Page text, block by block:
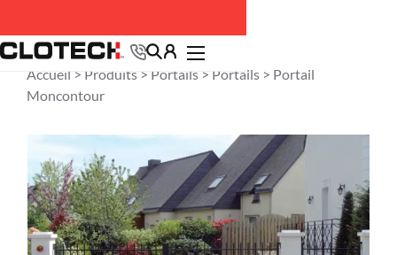
Accueil > Produits> Portails> Portails> Portail
Moncontour